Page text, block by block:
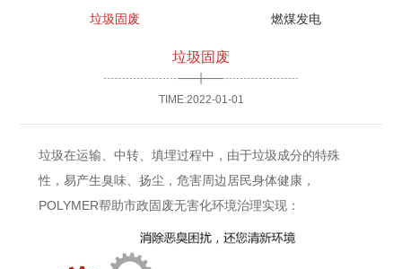
垃圾固废 燃煤发电
垃圾固废
TIME:2022-01-01
垃圾在运输、中转、填埋过程中，由于垃圾成分的特殊
性，易产生臭味、扬尘，危害周边居民身体健康，
POLYMER帮助市政固废无害化环境治理实现：